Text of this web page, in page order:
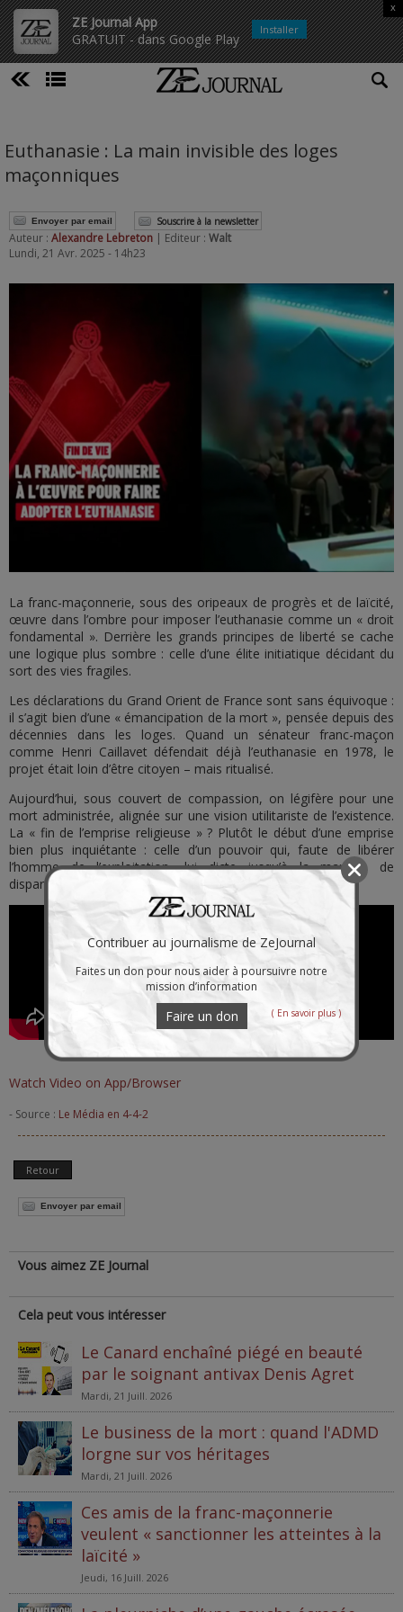
ZE Journal App
GRATUIT - dans Google Play
x
Installer
Euthanasie : La main invisible des loges
maçonniques
Envoyer par email Souscrire à la newsletter
Auteur : Alexandre Lebreton | Editeur : Walt
Lundi, 21 Avr. 2025 - 14h23
La franc-maçonnerie, sous des oripeaux de progrès et de laïcité,
œuvre dans l’ombre pour imposer l’euthanasie comme un « droit
fondamental ». Derrière les grands principes de liberté se cache
une logique plus sombre : celle d’une élite initiatique décidant du
sort des vies fragiles.
Les déclarations du Grand Orient de France sont sans équivoque :
il s’agit bien d’une « émancipation de la mort », pensée depuis des
décennies dans les loges. Quand un sénateur franc-maçon
comme Henri Caillavet défendait déjà l’euthanasie en 1978, le
projet était loin d’être citoyen – mais ritualisé.
Aujourd’hui, sous couvert de compassion, on légifère pour une
mort administrée, alignée sur une vision utilitariste de l’existence.
La « fin de l’emprise religieuse » ? Plutôt le début d’une emprise
bien plus inquiétante : celle d’un pouvoir qui, faute de libérer
l’homme de l’exploitation, lui dicte jusqu’à la manière de
disparaître.
Watch Video on App/Browser
- Source : Le Média en 4-4-2
Retour
Envoyer par email
Vous aimez ZE Journal
Cela peut vous intéresser
Le Canard enchaîné piégé en beauté
par le soignant antivax Denis Agret
Mardi, 21 Juill. 2026
Le business de la mort : quand l'ADMD
lorgne sur vos héritages
Mardi, 21 Juill. 2026
Ces amis de la franc-maçonnerie
veulent « sanctionner les atteintes à la
laïcité »
Jeudi, 16 Juill. 2026
Contribuer au journalisme de ZeJournal
Faites un don pour nous aider à poursuivre notre
mission d’information
Faire un don ( En savoir plus )